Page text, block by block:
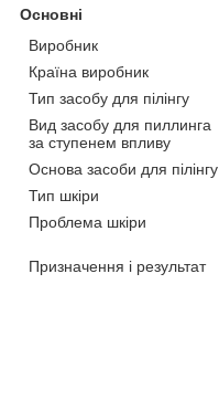
Основні
Виробник
Країна виробник
Тип засобу для пілінгу
Вид засобу для пиллинга
за ступенем впливу
Основа засоби для пілінгу
Тип шкіри
Проблема шкіри
Призначення і результат